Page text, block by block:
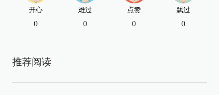
开心
0
难过
0
点赞
0
飘过
0
推荐阅读